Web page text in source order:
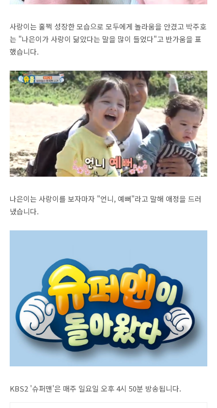
사랑이는 훌쩍 성장한 모습으로 모두에게 놀라움을 안겼고 박주호
는 "나은이가 사랑이 닮았다는 말을 많이 들었다"고 반가움을 표
했습니다.
나은이는 사랑이를 보자마자 "언니, 예뻐"라고 말해 애정을 드러
냈습니다.
KBS2 '슈퍼맨'은 매주 일요일 오후 4시 50분 방송됩니다.